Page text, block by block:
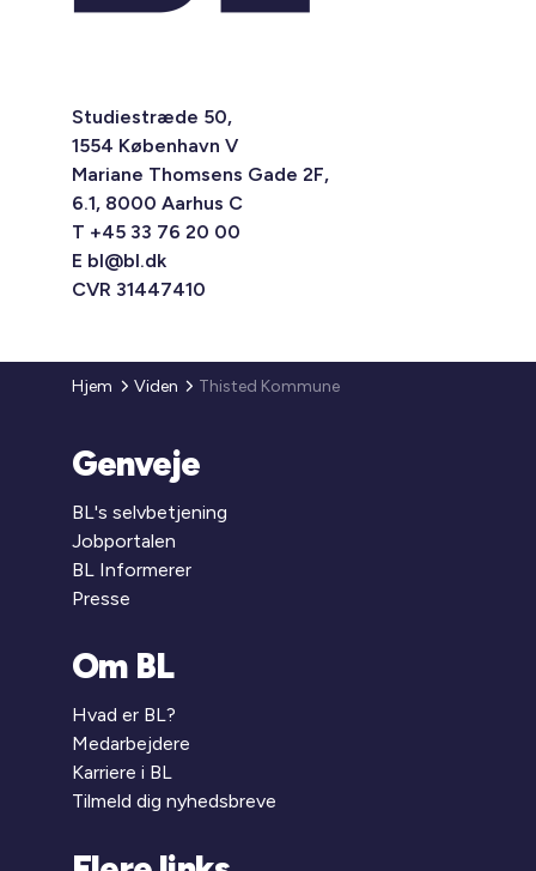
Studiestræde 50,
1554 København V
Mariane Thomsens Gade 2F,
6.1, 8000 Aarhus C
T +45 33 76 20 00
E bl@bl.dk
CVR 31447410
Hjem Viden Thisted Kommune
Genveje
BL's selvbetjening
Jobportalen
BL Informerer
Presse
Om BL
Hvad er BL?
Medarbejdere
Karriere i BL
Tilmeld dig nyhedsbreve